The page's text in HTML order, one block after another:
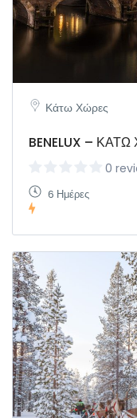
Κάτω Χώρες
BENELUX –
0
6 Ημέρες